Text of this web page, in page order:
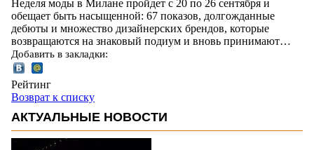
Неделя моды в Милане пройдет с 20 по 26 сентября и
обещает быть насыщенной: 67 показов, долгожданные
дебюты и множество дизайнерских брендов, которые
возвращаются на знаковый подиум и вновь принимают…
Добавить в закладки:
Рейтинг
Возврат к списку
АКТУАЛЬНЫЕ НОВОСТИ